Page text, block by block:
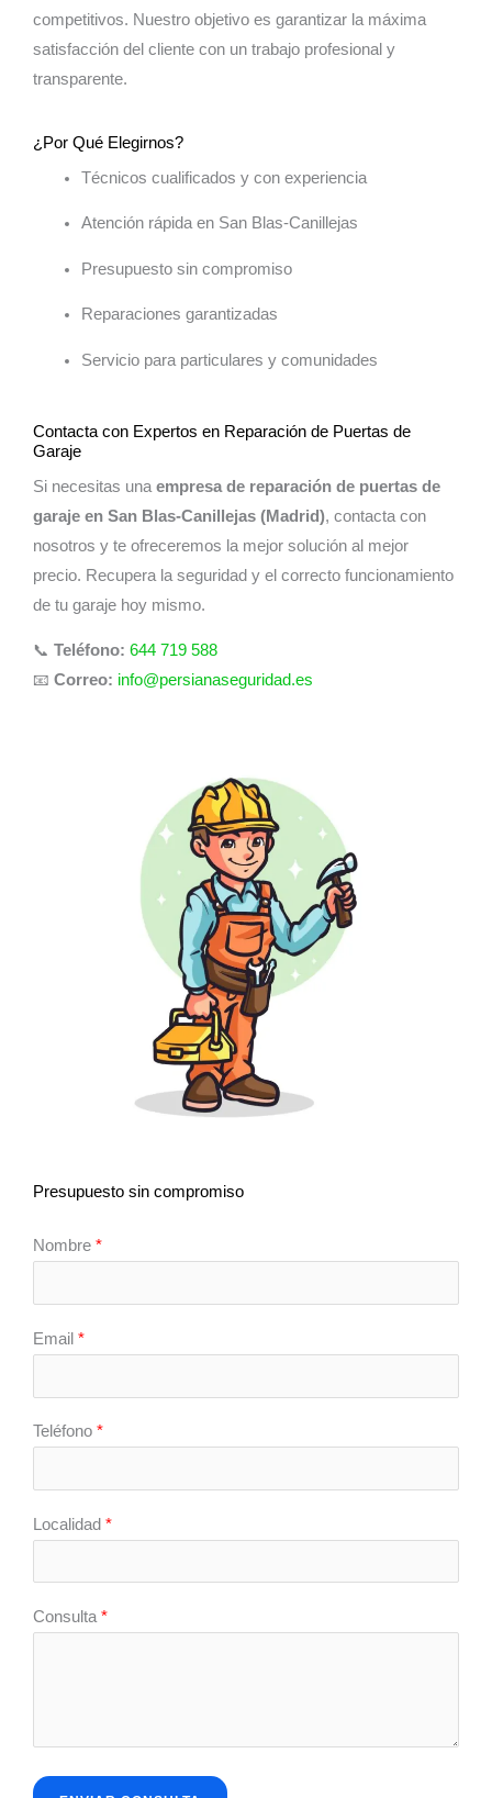
competitivos. Nuestro objetivo es garantizar la máxima
satisfacción del cliente con un trabajo profesional y
transparente.
¿Por Qué Elegirnos?
Técnicos cualificados y con experiencia
Atención rápida en San Blas-Canillejas
Presupuesto sin compromiso
Reparaciones garantizadas
Servicio para particulares y comunidades
Contacta con Expertos en Reparación de Puertas de
Garaje
Si necesitas una empresa de reparación de puertas de
garaje en San Blas-Canillejas (Madrid), contacta con
nosotros y te ofreceremos la mejor solución al mejor
precio. Recupera la seguridad y el correcto funcionamiento
de tu garaje hoy mismo.
📞 Teléfono: 644 719 588
📧 Correo: info@persianaseguridad.es
Presupuesto sin compromiso
Nombre *
Email *
Teléfono *
Localidad *
Consulta *